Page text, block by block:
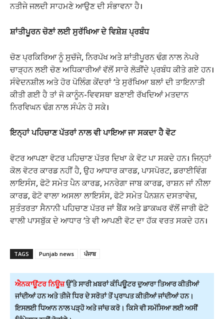
ਨਤੀਜੇ ਜਲਦੀ ਸਾਹਮਣੇ ਆਉਣ ਦੀ ਸੰਭਾਵਨਾ ਹੈ।
ਸ਼ਾਂਤੀਪੂਰਨ ਚੋਣਾਂ ਲਈ ਸੁਰੱਖਿਆ ਦੇ ਵਿਸ਼ੇਸ਼ ਪ੍ਰਬੰਧ
ਚੋਣ ਪ੍ਰਕਿਰਿਆ ਨੂੰ ਸੁਚੱਜੇ, ਨਿਰਪੱਖ ਅਤੇ ਸ਼ਾਂਤੀਪੂਰਨ ਢੰਗ ਨਾਲ ਨੇਪਰੇ
ਚਾੜ੍ਹਨ ਲਈ ਚੋਣ ਅਧਿਕਾਰੀਆਂ ਵੱਲੋਂ ਸਾਰੇ ਲੋੜੀਂਦੇ ਪ੍ਰਬੰਧ ਕੀਤੇ ਗਏ ਹਨ।
ਸੰਵੇਦਨਸ਼ੀਲ ਅਤੇ ਹੋਰ ਪੋਲਿੰਗ ਕੇਂਦਰਾਂ ‘ਤੇ ਸੁਰੱਖਿਆ ਬਲਾਂ ਦੀ ਤਾਇਨਾਤੀ
ਕੀਤੀ ਗਈ ਹੈ ਤਾਂ ਜੋ ਕਾਨੂੰਨ-ਵਿਵਸਥਾ ਬਣਾਈ ਰੱਖਦਿਆਂ ਮਤਦਾਨ
ਨਿਰਵਿਘਨ ਢੰਗ ਨਾਲ ਸੰਪੰਨ ਹੋ ਸਕੇ।
ਇਨ੍ਹਾਂ ਪਹਿਚਾਣ ਪੱਤਰਾਂ ਨਾਲ ਵੀ ਪਾਇਆ ਜਾ ਸਕਦਾ ਹੈ ਵੋਟ
ਵੋਟਰ ਆਪਣਾ ਵੋਟਰ ਪਹਿਚਾਣ ਪੱਤਰ ਦਿਖਾ ਕੇ ਵੋਟ ਪਾ ਸਕਦੇ ਹਨ। ਜਿਨ੍ਹਾਂ
ਕੋਲ ਵੋਟਰ ਕਾਰਡ ਨਹੀਂ ਹੈ, ਉਹ ਆਧਾਰ ਕਾਰਡ, ਪਾਸਪੋਰਟ, ਡਰਾਈਵਿੰਗ
ਲਾਇਸੰਸ, ਫੋਟੋ ਸਮੇਤ ਪੈਨ ਕਾਰਡ, ਮਨਰੇਗਾ ਜਾਬ ਕਾਰਡ, ਰਾਸ਼ਨ ਜਾਂ ਨੀਲਾ
ਕਾਰਡ, ਫੋਟੋ ਵਾਲਾ ਅਸਲਾ ਲਾਇਸੰਸ, ਫੋਟੋ ਸਮੇਤ ਪੈਨਸ਼ਨ ਦਸਤਾਵੇਜ਼,
ਸੁਤੰਤਰਤਾ ਸੈਨਾਨੀ ਪਹਿਚਾਣ ਪੱਤਰ ਜਾਂ ਬੈਂਕ ਅਤੇ ਡਾਕਘਰ ਵੱਲੋਂ ਜਾਰੀ ਫੋਟੋ
ਵਾਲੀ ਪਾਸਬੁੱਕ ਦੇ ਆਧਾਰ ‘ਤੇ ਵੀ ਆਪਣੀ ਵੋਟ ਦਾ ਹੱਕ ਵਰਤ ਸਕਦੇ ਹਨ।
TAGS Punjab news ਪੰਜਾਬ
ਐਨਕਾਊਂਟਰ ਨਿਊਜ਼ਉੱਤੇ ਸਾਰੀ ਖ਼ਬਰਾਂ ਕੰਪਿਊਟਰ ਦੁਆਰਾ ਤਿਆਰ ਕੀਤੀਆਂ
ਜਾਂਦੀਆਂ ਹਨ ਅਤੇ ਤੀਜੇ ਧਿਰ ਦੇ ਸਰੋਤਾਂ ਤੋਂ ਪ੍ਰਾਪਤ ਕੀਤੀਆਂ ਜਾਂਦੀਆਂ ਹਨ।
ਇਸਲਈ ਧਿਆਨ ਨਾਲ ਪੜ੍ਹੋ ਅਤੇ ਜਾਂਚ ਕਰੋ। ਕਿਸੇ ਵੀ ਸਮੱਸਿਆ ਲਈ ਅਸੀਂ